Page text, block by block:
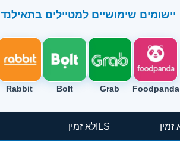
יישומים שימושיים למטיילים בתאילנד
Foodpanda
Grab
Bolt
Rabbit
GBP
ILS